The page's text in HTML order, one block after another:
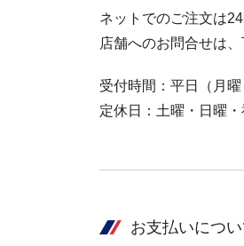
ネットでのご注文は
店舗へのお問合せは
受付時間：平日（月
定休日：土曜・日曜・
お支払いにつ